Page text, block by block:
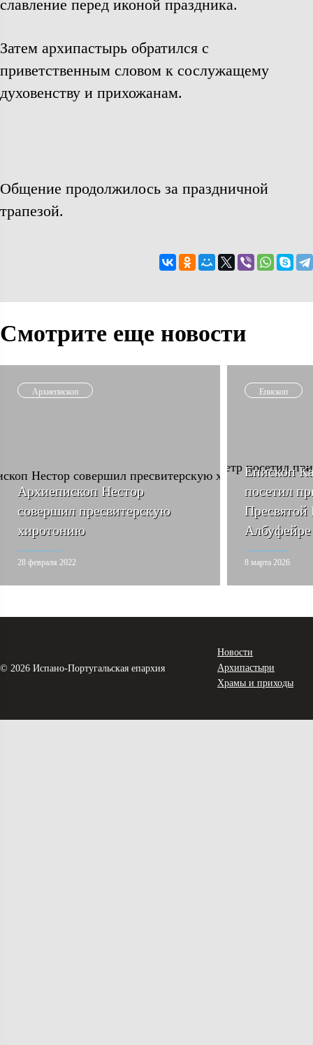
славление перед иконой праздника.
Затем архипастырь обратился с
приветственным словом к сослужащему
духовенству и прихожанам.
Общение продолжилось за праздничной
трапезой.
Смотрите еще новости
Архиепископ
Архиепископ Нестор
совершил пресвитерскую
хиротонию
28 февраля 2022
Епископ
Епископ
посетил
Пресвятой
Албуфейре
8 марта 2026
© 2026 Испано-Португальская епархия
Новости
Архипастыри
Храмы и приходы